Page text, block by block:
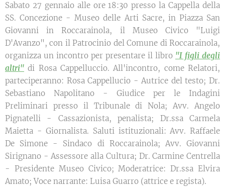
Sabato 27 gennaio alle ore 18:30 presso la Cappella della
SS. Concezione - Museo delle Arti Sacre, in Piazza San
Giovanni in Roccarainola, il Museo Civico "Luigi
D'Avanzo", con il Patrocinio del Comune di Roccarainola,
organizza un incontro per presentare il libro "I figli degli
altri" di Rosa Cappelluccio. All'incontro, come Relatori,
parteciperanno: Rosa Cappellucio - Autrice del testo; Dr.
Sebastiano Napolitano - Giudice per le Indagini
Preliminari presso il Tribunale di Nola; Avv. Angelo
Pignatelli - Cassazionista, penalista; Dr.ssa Carmela
Maietta - Giornalista. Saluti istituzionali: Avv. Raffaele
De Simone - Sindaco di Roccarainola; Avv. Giovanni
Sirignano - Assessore alla Cultura; Dr. Carmine Centrella
- Presidente Museo Civico; Moderatrice: Dr.ssa Elvira
Amato; Voce narrante: Luisa Guarro (attrice e regista).